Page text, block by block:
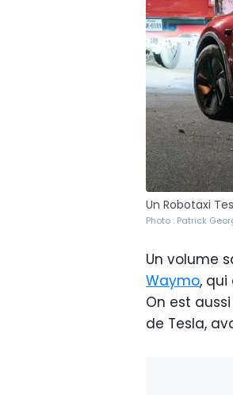
Un Robotaxi
Photo : Patrick
Un volume
Waymo,
On est
de Tesla,